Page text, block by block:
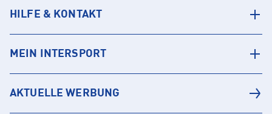
HILFE & KONTAKT
MEIN INTERSPORT
AKTUELLE WERBUNG